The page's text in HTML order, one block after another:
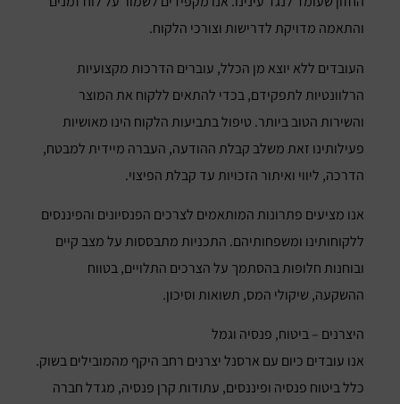
והתאמה מדויקת לדרישות וצורכי הלקוח.
העובדים ללא יוצא מן הכלל, עוברים הדרכות מקצועיות
הרלוונטיות לתפקידם, בכדי להתאים ללקוח את המוצר
והשירות הטוב ביותר. טיפול בתביעות הלקוח הינו מאושיות
פעילותינו זאת משלב קבלת ההודעה, העברה מיידית למבטח,
הדרכה, ליווי ואיתור הזכויות עד קבלת הפיצוי.
אנו מציעים פתרונות המותאמים לצרכים הפנסיונים והפיננסים
ללקוחותינו ומשפחותיהם. התכניות מתבססות על מצב קיים
ובוחנות חלופות בהסתמך על הצרכים התלויים, בטווח
ההשקעה, שיקולי המס, תשואות וסיכון.
היצרנים – ביטוח, פנסיה וגמל
אנו עובדים כיום עם ארסנל יצרנים רחב היקף מהמובילים בשוק.
כלל ביטוח פנסיה ופיננסים, עתודות קרן פנסיה, מגדל חברה